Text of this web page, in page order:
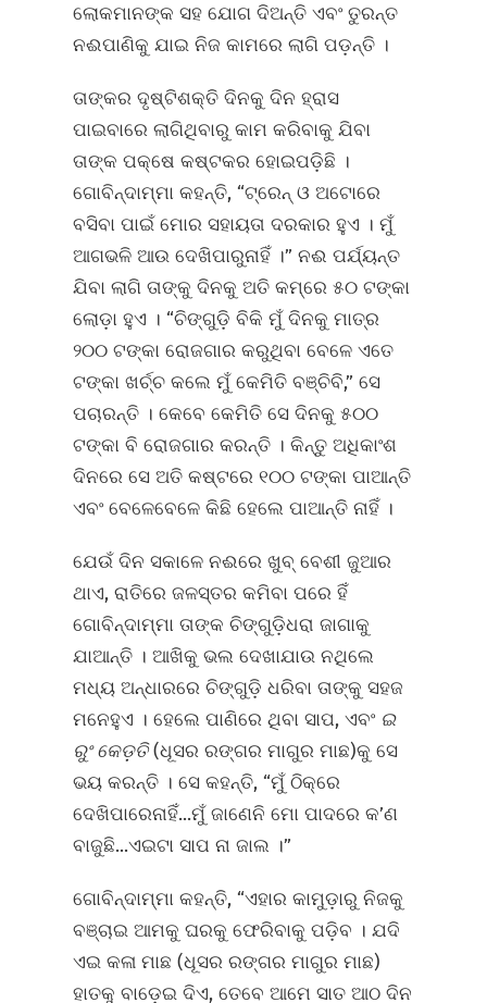
ଲୋକମାନଙ୍କ ସହ ଯୋଗ ଦିଅନ୍ତି ଏବଂ ତୁରନ୍ତ
ନଈପାଣିକୁ ଯାଇ ନିଜ କାମରେ ଲାଗି ପଡ଼ନ୍ତି ।
ତାଙ୍କର ଦୃଷ୍ଟିଶକ୍ତି ଦିନକୁ ଦିନ ହ୍ରାସ
ପାଇବାରେ ଲାଗିଥିବାରୁ କାମ କରିବାକୁ ଯିବା
ତାଙ୍କ ପକ୍ଷେ କଷ୍ଟକର ହୋଇପଡ଼ିଛି ।
ଗୋବିନ୍ଦାମ୍ମା କହନ୍ତି, “ଟ୍ରେନ୍‌ ଓ ଅଟୋରେ
ବସିବା ପାଇଁ ମୋର ସହାୟତା ଦରକାର ହୁଏ । ମୁଁ
ଆଗଭଳି ଆଉ ଦେଖିପାରୁନାହିଁ ।” ନଈ ପର୍ଯ୍ୟନ୍ତ
ଯିବା ଲାଗି ତାଙ୍କୁ ଦିନକୁ ଅତି କମ୍‌ରେ ୫୦ ଟଙ୍କା
ଲୋଡ଼ା ହୁଏ । “ଚିଙ୍ଗୁଡ଼ି ବିକି ମୁଁ ଦିନକୁ ମାତ୍ର
୨୦୦ ଟଙ୍କା ରୋଜଗାର କରୁଥିବା ବେଳେ ଏତେ
ଟଙ୍କା ଖର୍ଚ୍ଚ କଲେ ମୁଁ କେମିତି ବଞ୍ଚିବି,” ସେ
ପଚାରନ୍ତି । କେବେ କେମିତି ସେ ଦିନକୁ ୫୦୦
ଟଙ୍କା ବି ରୋଜଗାର କରନ୍ତି । କିନ୍ତୁ ଅଧିକାଂଶ
ଦିନରେ ସେ ଅତି କଷ୍ଟରେ ୧୦୦ ଟଙ୍କା ପାଆନ୍ତି
ଏବଂ ବେଳେବେଳେ କିଛି ହେଲେ ପାଆନ୍ତି ନାହିଁ ।
ଯେଉଁ ଦିନ ସକାଳେ ନଈରେ ଖୁବ୍‌ ବେଶୀ ଜୁଆର
ଥାଏ, ରାତିରେ ଜଳସ୍ତର କମିବା ପରେ ହିଁ
ଗୋବିନ୍ଦାମ୍ମା ତାଙ୍କ ଚିଙ୍ଗୁଡ଼ିଧରା ଜାଗାକୁ
ଯାଆନ୍ତି । ଆଖିକୁ ଭଲ ଦେଖାଯାଉ ନଥିଲେ
ମଧ୍ୟ ଅନ୍ଧାରରେ ଚିଙ୍ଗୁଡ଼ି ଧରିବା ତାଙ୍କୁ ସହଜ
ମନେହୁଏ । ହେଲେ ପାଣିରେ ଥିବା ସାପ, ଏବଂ ଇ
ରୁଂ କେଡ଼ତି(ଧୂସର ରଙ୍ଗର ମାଗୁର ମାଛ)କୁ ସେ
ଭୟ କରନ୍ତି । ସେ କହନ୍ତି, “ମୁଁ ଠିକ୍‌ରେ
ଦେଖିପାରେନାହିଁ...ମୁଁ ଜାଣେନି ମୋ ପାଦରେ କ’ଣ
ବାଜୁଛି...ଏଇଟା ସାପ ନା ଜାଲ ।”
ଗୋବିନ୍ଦାମ୍ମା କହନ୍ତି, “ଏହାର କାମୁଡ଼ାରୁ ନିଜକୁ
ବଞ୍ଚାଇ ଆମକୁ ଘରକୁ ଫେରିବାକୁ ପଡ଼ିବ । ଯଦି
ଏଇ କଳା ମାଛ (ଧୂସର ରଙ୍ଗର ମାଗୁର ମାଛ)
ହାତକୁ ବାଡ଼େଇ ଦିଏ, ତେବେ ଆମେ ସାତ ଆଠ ଦିନ